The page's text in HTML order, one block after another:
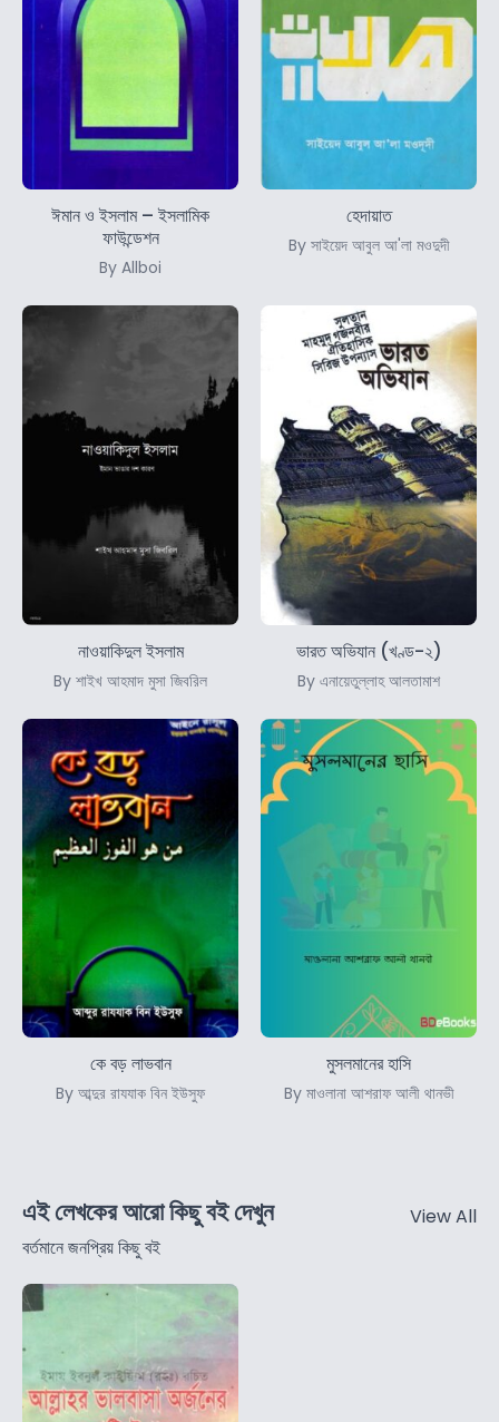
ঈমান ও ইসলাম – ইসলামিক
ফাউন্ডেশন
By Allboi
হেদায়াত
By সাইয়েদ আবুল আ'লা মওদুদী
নাওয়াকিদুল ইসলাম
By শাইখ আহমাদ মুসা জিবরিল
ভারত অভিযান (খণ্ড-২)
By এনায়েতুল্লাহ আলতামাশ
কে বড় লাভবান
By আব্দুর রাযযাক বিন ইউসুফ
মুসলমানের হাসি
By মাওলানা আশরাফ আলী থানভী
এই লেখকের আরো কিছু বই দেখুন
বর্তমানে জনপ্রিয় কিছু বই
View All